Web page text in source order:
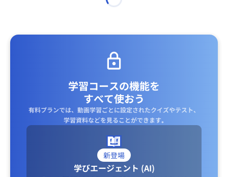
学習コースの機能を
すべて使おう
有料プランでは、動画学習ごとに設定されたクイズやテスト、
学習資料などを見ることができます｡
新登場
学びエージェント (AI)